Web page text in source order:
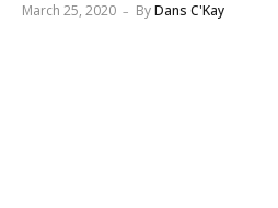
March 25, 2020 ByDans C'Kay